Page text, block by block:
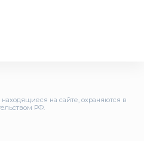
на сайте, охраняются в
РФ.